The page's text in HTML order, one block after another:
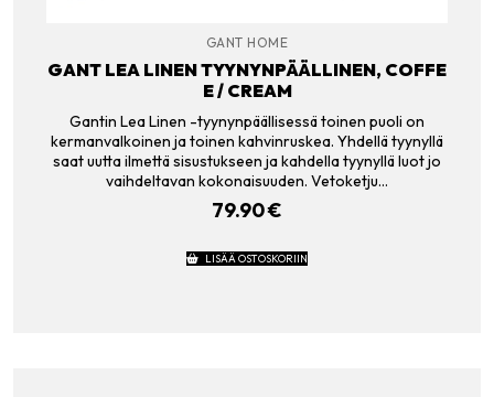
GANT HOME
GANT LEA LINEN TYYNYNPÄÄLLINEN, COFFE
E / CREAM
Gantin Lea Linen -tyynynpäällisessä toinen puoli on
kermanvalkoinen ja toinen kahvinruskea. Yhdellä tyynyllä
saat uutta ilmettä sisustukseen ja kahdella tyynyllä luot jo
vaihdeltavan kokonaisuuden. Vetoketju…
79.90€
LISÄÄ OSTOSKORIIN